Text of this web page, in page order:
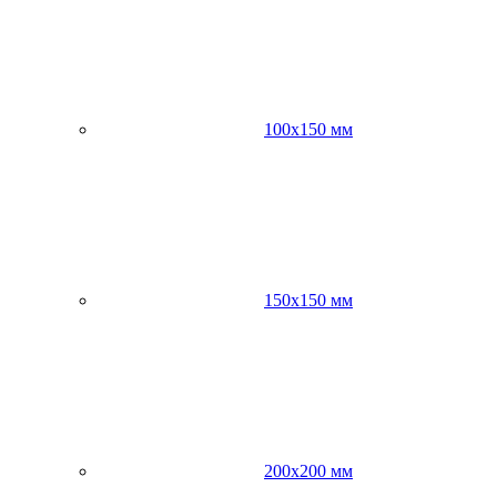
100х150 мм
150х150 мм
200х200 мм